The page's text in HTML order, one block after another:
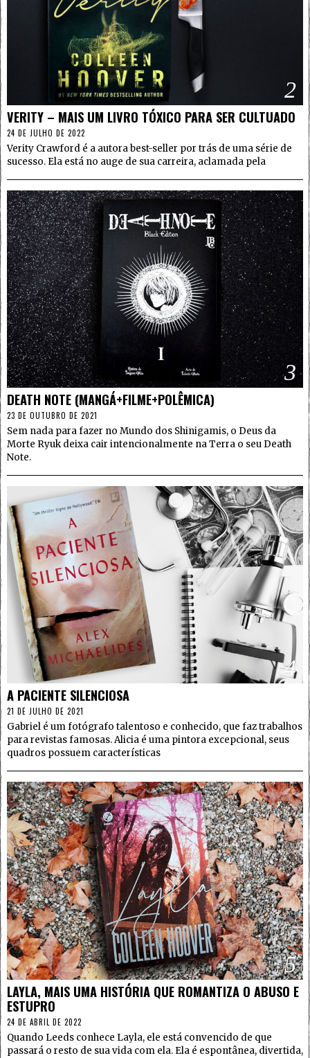
2
VERITY – MAIS UM LIVRO TÓXICO PARA SER CULTUADO
24 DE JULHO DE 2022
Verity Crawford é a autora best-seller por trás de uma série de
sucesso. Ela está no auge de sua carreira, aclamada pela
3
DEATH NOTE (MANGÁ+FILME+POLÊMICA)
23 DE OUTUBRO DE 2021
Sem nada para fazer no Mundo dos Shinigamis, o Deus da
Morte Ryuk deixa cair intencionalmente na Terra o seu Death
Note.
4
A PACIENTE SILENCIOSA
21 DE JULHO DE 2021
Gabriel é um fotógrafo talentoso e conhecido, que faz trabalhos
para revistas famosas. Alicia é uma pintora excepcional, seus
quadros possuem características
5
LAYLA, MAIS UMA HISTÓRIA QUE ROMANTIZA O ABUSO E
ESTUPRO
24 DE ABRIL DE 2022
Quando Leeds conhece Layla, ele está convencido de que
passará o resto de sua vida com ela. Ela é espontânea, divertida,